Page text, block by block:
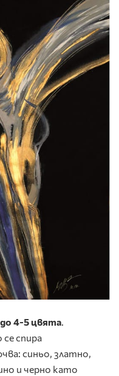
до 4-5 цвята.
спира
синьо, златно,
и черно като